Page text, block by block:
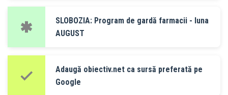
SLOBOZIA: Program de gardă farmacii - luna
AUGUST
Adaugă obiectiv.net ca sursă preferată pe
Google